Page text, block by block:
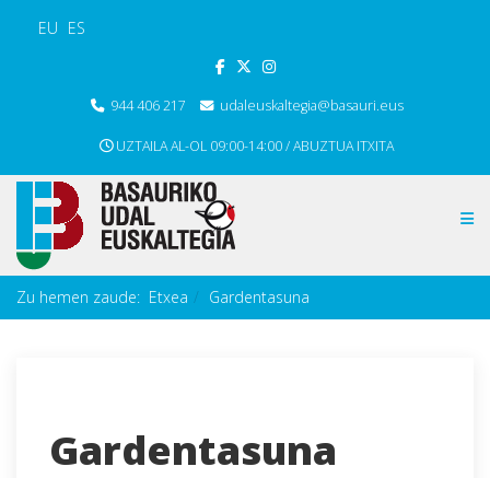
EU ES
944 406 217 udaleuskaltegia@basauri.eus
UZTAILA AL-OL 09:00-14:00 / ABUZTUA ITXITA
Zu hemen zaude: Etxea Gardentasuna
Gardentasuna